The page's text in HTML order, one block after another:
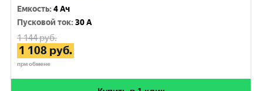
Емкость:4 Ач
Пусковой ток:30 A
1 144руб.
1 108 руб.
при обмене